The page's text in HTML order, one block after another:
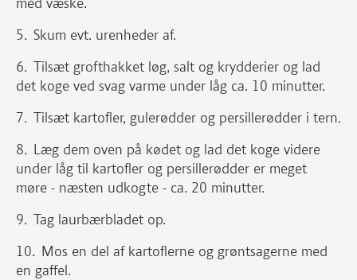
Skum evt. urenheder af.
Tilsæt grofthakket løg, salt og krydderier og lad
det koge ved svag varme under låg ca. 10 minutter.
Tilsæt kartofler, gulerødder og persillerødder i tern.
Læg dem oven på kødet og lad det koge videre
under låg til kartofler og persillerødder er meget
møre - næsten udkogte - ca. 20 minutter.
Tag laurbærbladet op.
Mos en del af kartoflerne og grøntsagerne med
en gaffel.